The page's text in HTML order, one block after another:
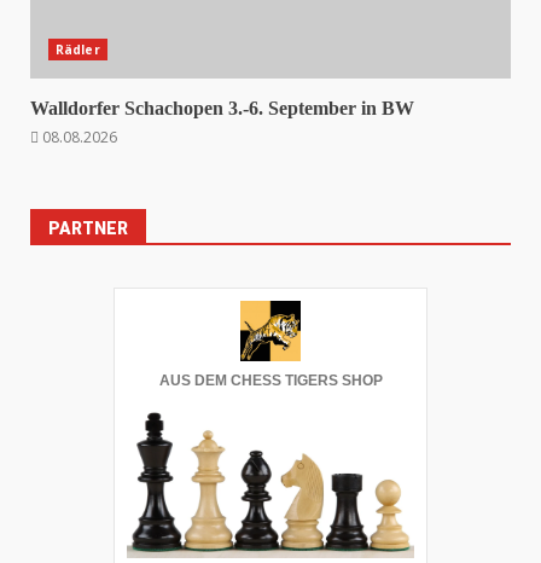
Rädler
Walldorfer Schachopen 3.-6. September in BW
08.08.2026
PARTNER
AUS DEM CHESS TIGERS SHOP